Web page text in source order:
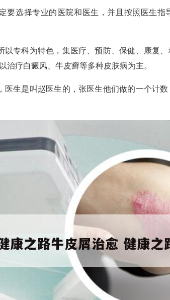
要选择专业的医院和医生，并且按照医生指
以专科为特色，集医疗、预防、保健、康复
治疗白癜风、牛皮癣等多种皮肤病为主。
医生是叫赵医生的，张医生他们做的一个计